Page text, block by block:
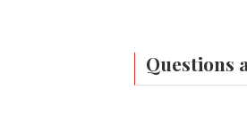
Questions